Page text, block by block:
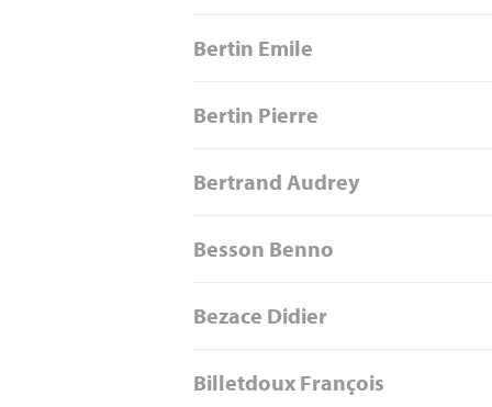
Bertin Emile
Bertin Pierre
Bertrand Audrey
Besson Benno
Bezace Didier
Billetdoux François